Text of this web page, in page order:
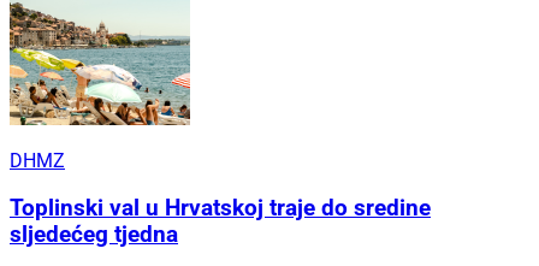
DHMZ
Toplinski val u Hrvatskoj traje do sredine
sljedećeg tjedna